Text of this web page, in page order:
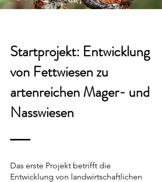
Startprojekt: Entwicklung
von Fettwiesen zu
artenreichen Mager- und
Nasswiesen
Das erste Projekt betrifft die
Entwicklung von landwirtschaftlichen